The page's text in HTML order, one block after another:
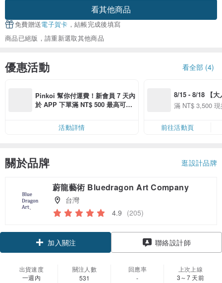
看其他商品
免費贈送電子賀卡 ，結帳完成後填寫
商品已絕版，請重新選取其他商品
優惠活動 看全部 (4)
Pinkoi 幫你付運費！新會員 7 天內
於 APP 下單滿 NT$ 500 最高可折
活動詳情
8/15 - 8/18 【大
季】滿
50
滿 NT$ 3,500
前往活動頁
關於品牌 逛設計品牌
蔚龍藝術 Bluedragon Art Company
台灣
4.9 (205)
加入關注 聯絡設計師
出貨速度
一週內
關注人數
531
回應率
-
上次上線
3～7 天前